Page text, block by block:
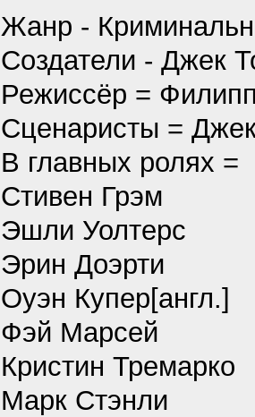
Жанр -
Создатели - Джек
Режиссёр =
Сценаристы =
В главных ролях =
Стивен Грэм
Эшли Уолтерс
Эрин Доэрти
Оуэн Купер[англ.]
Фэй Марсей
Кристин Тремарко
Марк Стэнли